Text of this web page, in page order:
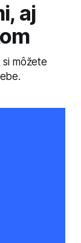
aj
môžete